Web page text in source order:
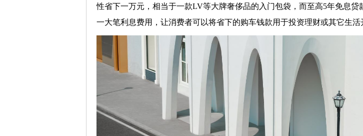
性省下一万元，相当于一款LV等大牌奢侈品的入门包袋，而至高5年免息贷
一大笔利息费用，让消费者可以将省下的购车钱款用于投资理财或其它生活